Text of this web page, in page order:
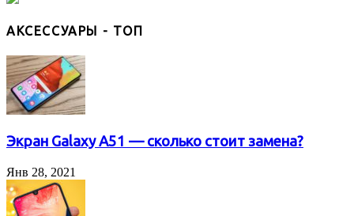
АКСЕССУАРЫ - ТОП
Экран Galaxy A51 — сколько стоит замена?
Янв 28, 2021